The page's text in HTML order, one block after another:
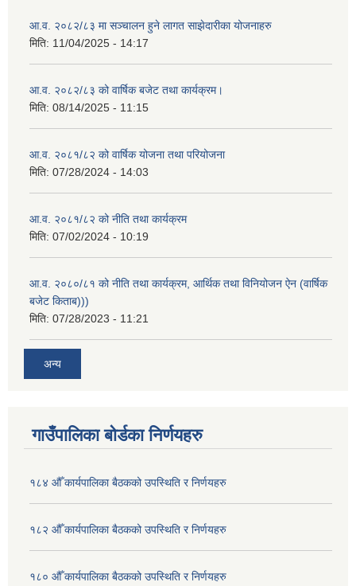
आ.व. २०८२/८३ मा सञ्चालन हुने लागत साझेदारीका योजनाहरु
मिति: 11/04/2025 - 14:17
आ.व. २०८२/८३ को वार्षिक बजेट तथा कार्यक्रम।
मिति: 08/14/2025 - 11:15
आ.व. २०८१/८२ को वार्षिक योजना तथा परियोजना
मिति: 07/28/2024 - 14:03
आ.व. २०८१/८२ को नीति तथा कार्यक्रम
मिति: 07/02/2024 - 10:19
आ.व. २०८०/८१ को नीति तथा कार्यक्रम, आर्थिक तथा विनियोजन ऐन (वार्षिक
बजेट किताब)))
मिति: 07/28/2023 - 11:21
अन्य
गाउँपालिका बोर्डका निर्णयहरु
१८४ औँ कार्यपालिका बैठकको उपस्थिति र निर्णयहरु
१८२ औँ कार्यपालिका बैठकको उपस्थिति र निर्णयहरु
१८० औँ कार्यपालिका बैठकको उपस्थिति र निर्णयहरु